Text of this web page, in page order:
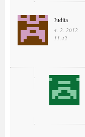
Judita
4. 2. 2012
11.42